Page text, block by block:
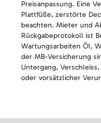
Preisanpassung. Eine
Plattfüße, zerstörte
beachten. Mieter und
Rückgabeprotokoll ist
Wartungsarbeiten Öl,
der MB-Versicherung
Untergang,
oder vorsätzlicher